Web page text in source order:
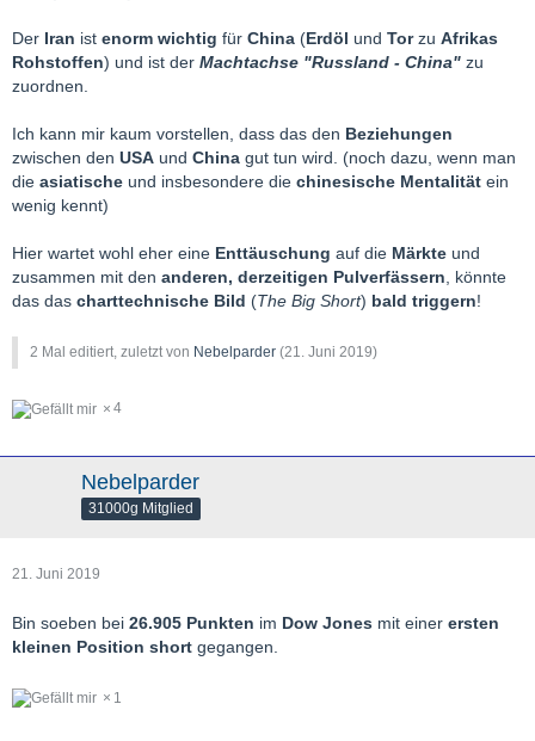
27.750 Punktenkommen.
EinÜberschießen
übergeordnetbereitsseit 26.470 Punktenbei100 % von
Welle 1 befinden. (möglicher Umkehrpunkt übergeordnet also
bereits erreicht - in den Unterwellen jedoch noch nicht)
26.495 Punktenvom05. April 2019bleiben würde, bzw.vor
demoben genannten Bereich drehenkönnte, als dass es
deutlich über 28.000 Punkte gehen würde. ( außer die FED
sollte der Bereich 26.950 - 27.750 Punkte
idealtypischen Kurszielbereichenliegen würde.
Der Iran ist enorm wichtig für China (Erdöl und Torzu Afrikas
Rohstoffen) und ist der Machtachse "Russland - China" zu
zuordnen.
Ich kann mir kaum vorstellen, dass das den Beziehungen
zwischen den USA und China gut tun wird. (noch dazu, wenn man
die asiatische und insbesondere die chinesische Mentalität ein
wenig kennt)
Hier wartet wohl eher eine Enttäuschung auf die Märkte und
zusammen mit den anderen, derzeitigen Pulverfässern, könnte
das das charttechnische Bild (The Big Short) bald triggern!
2 Mal editiert, zuletzt von Nebelparder (21. Juni 2019)
4
Nebelparder
31000g Mitglied
21. Juni 2019
Bin soeben bei 26.905 Punkten im Dow Jones mit einer ersten
kleinen Position short gegangen.
1